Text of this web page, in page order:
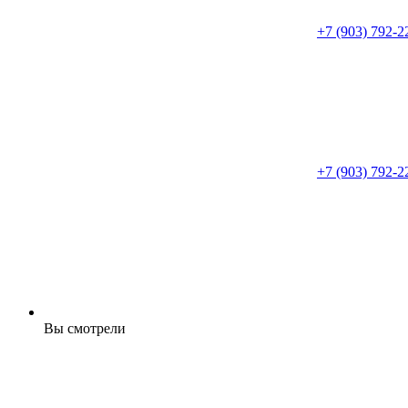
+7 (903) 792-
+7 (903) 792-
Вы смотрели